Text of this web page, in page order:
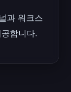
과 워크스
합니다.